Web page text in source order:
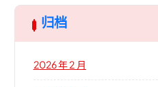
归档
2026 年 2 月